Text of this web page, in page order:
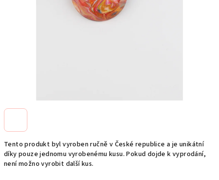
Tento produkt byl vyroben ručně v České republice a je unikátní
díky pouze jednomu vyrobenému kusu. Pokud dojde k vyprodání,
není možno vyrobit další kus.